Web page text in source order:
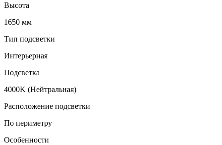
Высота
1650 мм
Тип подсветки
Интерьерная
Подсветка
4000K (Нейтральная)
Расположение подсветки
По периметру
Особенности